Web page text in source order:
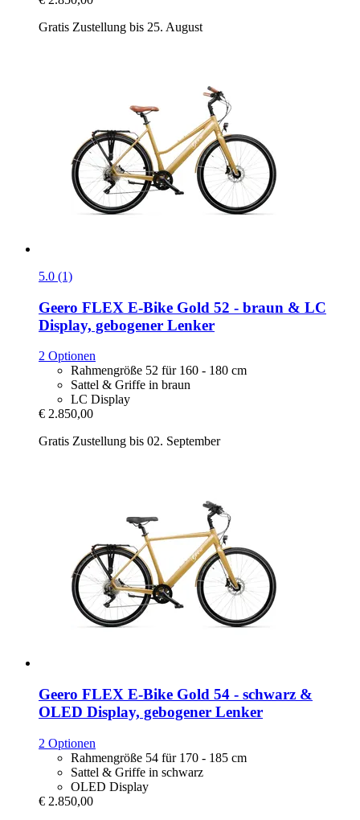
Gratis Zustellung bis 25. August
5.0 (1)
Geero FLEX E-​Bike Gold 52 -​ braun & LC
Display, gebogener Lenker
2 Optionen
Rahmengröße 52 für 160 - 180 cm
Sattel & Griffe in braun
LC Display
€ 2.850,00
Gratis Zustellung bis 02. September
Geero FLEX E-​Bike Gold 54 -​ schwarz &
OLED Display, gebogener Lenker
2 Optionen
Rahmengröße 54 für 170 - 185 cm
Sattel & Griffe in schwarz
OLED Display
€ 2.850,00